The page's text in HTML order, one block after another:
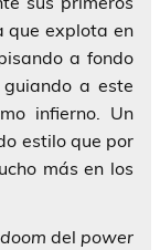
que explota en
a fondo
guiando a este
infierno. Un
estilo que por
más en los
doom del power